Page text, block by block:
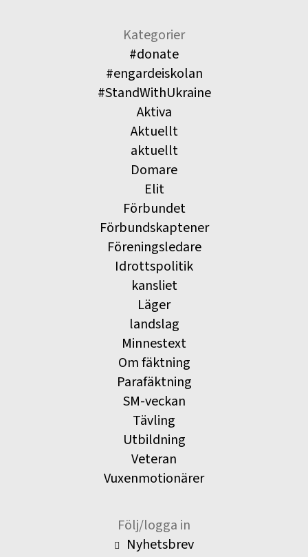
Kategorier
#donate
#engardeiskolan
#StandWithUkraine
Aktiva
Aktuellt
aktuellt
Domare
Elit
Förbundet
Förbundskaptener
Föreningsledare
Idrottspolitik
kansliet
Läger
landslag
Minnestext
Om fäktning
Parafäktning
SM-veckan
Tävling
Utbildning
Veteran
Vuxenmotionärer
Följ/logga in
Nyhetsbrev